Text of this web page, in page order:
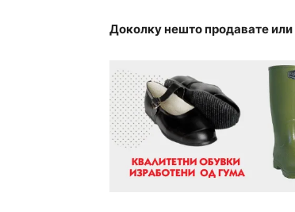
Доколку нешто продавате или